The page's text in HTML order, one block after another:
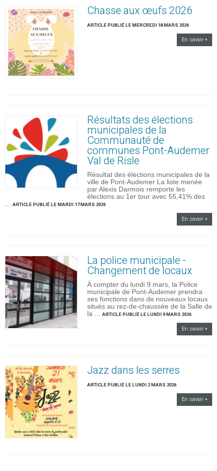
Chasse aux œufs 2026
ARTICLE PUBLIÉ LE MERCREDI 18 MARS 2026
En savoir +
Résultats des élections
municipales de la
Communauté de
communes Pont-Audemer
Val de Risle
Résultat des élections municipales de la
ville de Pont-Audemer La liste menée
par Alexis Darmois remporte les
élections au 1er tour avec 55,41% des
ARTICLE PUBLIÉ LE MARDI 17 MARS 2026
En savoir +
La police municipale -
Changement de locaux
À compter du lundi 9 mars, la Police
municipale de Pont-Audemer prendra
ses fonctions dans de nouveaux locaux
situés au rez-de-chaussée de la Salle de
la ... ARTICLE PUBLIÉ LE LUNDI 9 MARS 2026
En savoir +
Jazz dans les serres
ARTICLE PUBLIÉ LE LUNDI 2 MARS 2026
En savoir +